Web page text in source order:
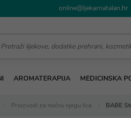
online@ljekarnatalan.hr
AROMATERAPIJA MEDICINSKA
Proizvodi za noćnu njegu lica BABE